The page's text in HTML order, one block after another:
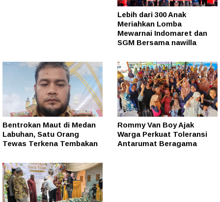
Lebih dari 300 Anak
Meriahkan Lomba
Mewarnai Indomaret dan
SGM Bersama nawilla
Bentrokan Maut di Medan
Labuhan, Satu Orang
Tewas Terkena Tembakan
Rommy Van Boy Ajak
Warga Perkuat Toleransi
Antarumat Beragama